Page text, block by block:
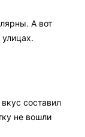
А вот
составил
не вошли